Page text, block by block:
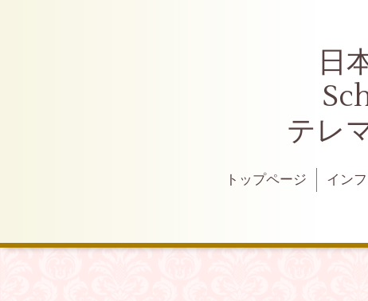
日
テレ
トップページ イン